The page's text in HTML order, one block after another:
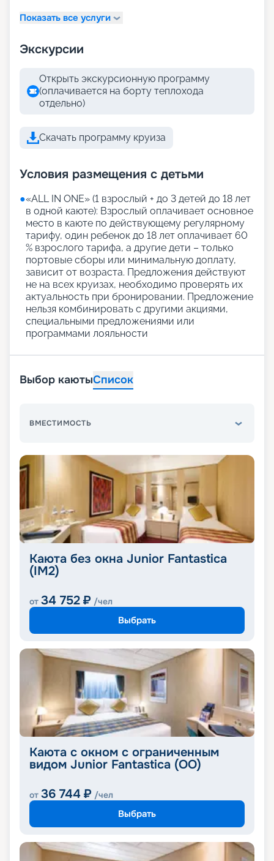
Показать все услуги
Экскурсии
Открыть экскурсионную программу
(оплачивается на борту теплохода
отдельно)
Скачать программу круиза
Условия размещения с детьми
●«АLL IN ONE» (1 взрослый + до 3 детей до 18 лет
в одной каюте): Взрослый оплачивает основное
место в каюте по действующему регулярному
тарифу, один ребенок до 18 лет оплачивает 60
% взрослого тарифа, а другие дети – только
портовые сборы или минимальную доплату,
зависит от возраста. Предложения действуют
не на всех круизах, необходимо проверять их
актуальность при бронировании. Предложение
нельзя комбинировать с другими акциями,
специальными предложениями или
программами лояльности
Выбор каютыСписок
ВМЕСТИМОСТЬ
Каюта без окна Junior Fantastica
(IM2)
от 34 752 ₽ /чел
Выбрать
Каюта с окном с ограниченным
видом Junior Fantastica (OO)
от 36 744 ₽ /чел
Выбрать